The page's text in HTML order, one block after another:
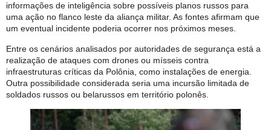
informações de inteligência sobre possíveis planos russos para
uma ação no flanco leste da aliança militar. As fontes afirmam que
um eventual incidente poderia ocorrer nos próximos meses.
Entre os cenários analisados por autoridades de segurança está a
realização de ataques com drones ou mísseis contra
infraestruturas críticas da Polônia, como instalações de energia.
Outra possibilidade considerada seria uma incursão limitada de
soldados russos ou belarussos em território polonês.